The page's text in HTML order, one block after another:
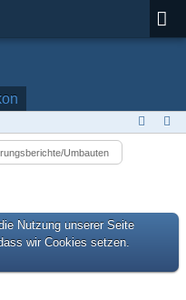
Umbauten
Nutzung unserer Seite
wir Cookies setzen.